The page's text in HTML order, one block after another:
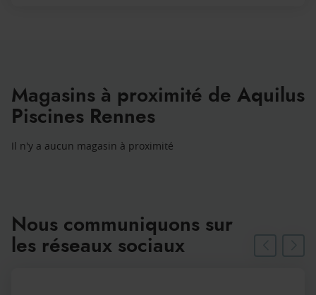
Magasins à proximité de Aquilus
Piscines Rennes
Il n'y a aucun magasin à proximité
Nous communiquons sur
les réseaux sociaux